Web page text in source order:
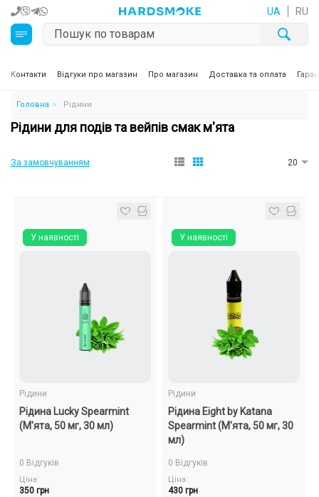
UA RU
Кальяни
Тютюн для кальяну та кальянні суміші
Аксесуари для кальяну
Електронні сигарети (POD)
Рідини для електронних сигарет
Подарункові набори
Знижки та опт
Контакти Відгуки про магазин Про магазин Доставка та оплата
Головна Рідини
Рідини для подів та вейпів смак м'ята
За замовчуванням 20
У наявності
Рідини
Рідина Lucky Spearmint
(М'ята, 50 мг, 30 мл)
0 Відгуків
Ціна:
350 грн
У наявності
Рідини
Рідина Eight by Katana
Spearmint (М'ята, 50 мг, 30
мл)
0 Відгуків
Ціна:
430 грн